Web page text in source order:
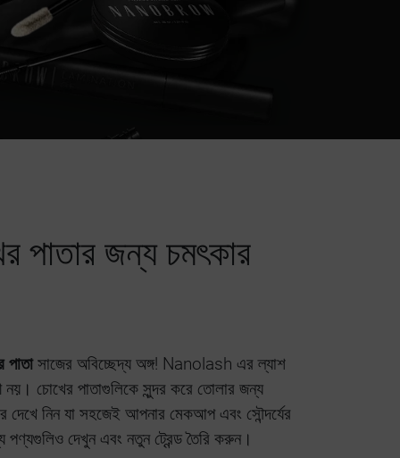
পাতার জন্য চমৎকার
পাতাসাজের অবিচ্ছেদ্য অঙ্গ! Nanolash এর ল্যাশ
নয়। চোখের পাতাগুলিকে সুন্দর করে তোলার জন্য
নিন যা সহজেই আপনার মেকআপ এবং সৌন্দর্যের
পণ্যগুলিও দেখুন এবং নতুন ট্রেন্ড তৈরি করুন।